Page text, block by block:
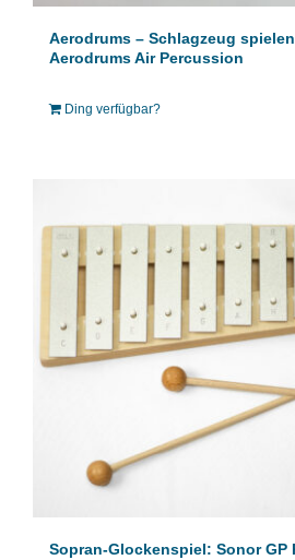
Aerodrums – Schlagzeug
Aerodrums Air Percussion
Ding verfügbar?
Sopran-Glockenspiel: Sonor GP